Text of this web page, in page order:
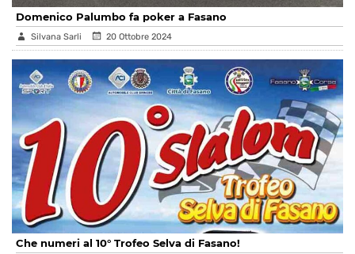
Domenico Palumbo fa poker a Fasano
Silvana Sarli 20 Ottobre 2024
Che numeri al 10° Trofeo Selva di Fasano!